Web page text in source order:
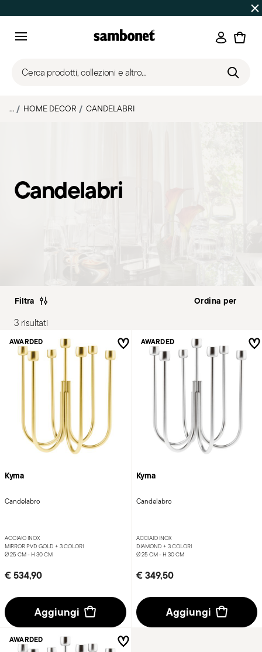
Fino al -50% | Ordini dal 7 al 16 agosto:
Accedi
Cerca prodotti, collezioni e altro...
... HOME DECOR CANDELABRI
Candelabri
Filtra
3 risultati
Kyma
Candelabro
ACCIAIO INOX
MIRROR PVD GOLD + 3 COLORI
Ø 25 CM - H 30 CM
€ 534,90
Aggiungi
AWARDED
Kyma
Candelabro
ACCIAIO INOX
DIAMOND + 3 COLORI
Ø 25 CM - H 30 CM
€ 349,50
Aggiungi
AWARDED
AWARDED